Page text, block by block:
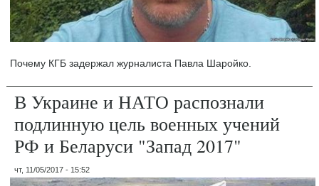
Почему КГБ задержал журналиста Павла Шаройко.
В Украине и НАТО распознали
подлинную цель военных учений
РФ и Беларуси "Запад 2017"
чт, 11/05/2017 - 15:52